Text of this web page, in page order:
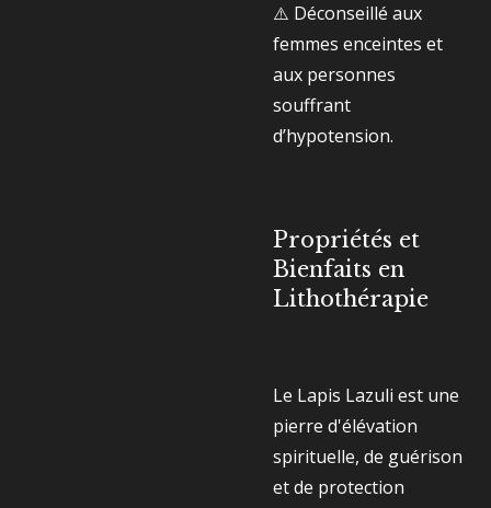
⚠️ Déconseillé aux
femmes enceintes et
aux personnes
souffrant
d’hypotension.
Propriétés et
Bienfaits en
Lithothérapie
Le Lapis Lazuli est une
pierre d'élévation
spirituelle, de guérison
et de protection